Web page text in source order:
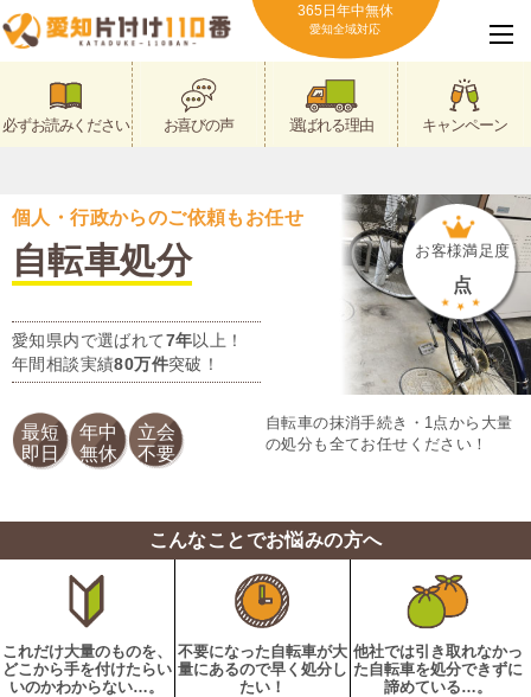
365日年中無休
愛知全域対応
必ずお読みください お喜びの声 選ばれる理由 キャンペーン
個人・行政からのご依頼もお任せ
自転車処分
愛知県内で選ばれて7年以上！
年間相談実績80万件突破！
お客様満足度
点
最短
即日
年中
無休
立会
不要
自転車の抹消手続き・1点から大量
の処分も全てお任せください！
こんなことでお悩みの方へ
これだけ大量のものを、
どこから手を付けたらい
いのかわからない…。
不要になった自転車が大
量にあるので早く処分し
たい！
他社では引き取れなかっ
た自転車を処分できずに
諦めている…。